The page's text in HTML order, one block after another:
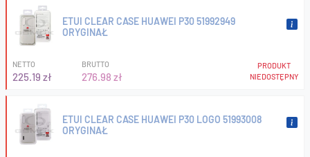
ETUI CLEAR CASE HUAWEI P30 51992949
ORYGINAŁ
NETTO
225.19 zł
BRUTTO
276.98 zł
PRODUKT
NIEDOSTĘPNY
ETUI CLEAR CASE HUAWEI P30 LOGO 51993008
ORYGINAŁ